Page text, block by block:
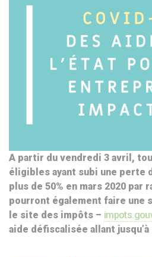
A partir du vendredi 3 avril,
éligibles ayant subi une perte
plus de 50% en mars 2020 par
pourront également faire une
le site des impôts –
aide défiscalisée allant jusqu’à